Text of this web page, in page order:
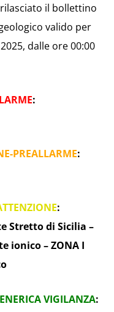
il bollettino
valido per
dalle ore 00:00
:
PREALLARME:
:
Stretto di Sicilia –
ionico – ZONA I
VIGILANZA: